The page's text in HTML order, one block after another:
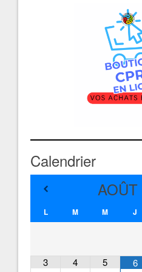
Calendrier
AOÛT
L M M J
3 4 5 6